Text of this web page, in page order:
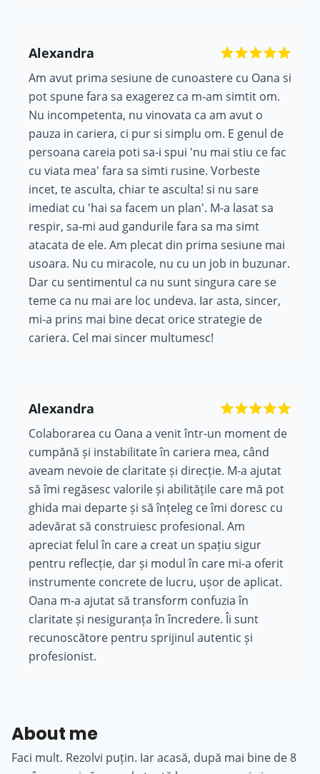
Alexandra
Am avut prima sesiune de cunoastere cu Oana si
pot spune fara sa exagerez ca m-am simtit om.
Nu incompetenta, nu vinovata ca am avut o
pauza in cariera, ci pur si simplu om. E genul de
persoana careia poti sa-i spui 'nu mai stiu ce fac
cu viata mea' fara sa simti rusine. Vorbeste
incet, te asculta, chiar te asculta! si nu sare
imediat cu 'hai sa facem un plan'. M-a lasat sa
respir, sa-mi aud gandurile fara sa ma simt
atacata de ele. Am plecat din prima sesiune mai
usoara. Nu cu miracole, nu cu un job in buzunar.
Dar cu sentimentul ca nu sunt singura care se
teme ca nu mai are loc undeva. Iar asta, sincer,
mi-a prins mai bine decat orice strategie de
cariera. Cel mai sincer multumesc!
Alexandra
Colaborarea cu Oana a venit într-un moment de
cumpănă și instabilitate în cariera mea, când
aveam nevoie de claritate și direcție. M-a ajutat
să îmi regăsesc valorile și abilitățile care mă pot
ghida mai departe și să înțeleg ce îmi doresc cu
adevărat să construiesc profesional. Am
apreciat felul în care a creat un spațiu sigur
pentru reflecție, dar și modul în care mi-a oferit
instrumente concrete de lucru, ușor de aplicat.
Oana m-a ajutat să transform confuzia în
claritate și nesiguranța în încredere. Îi sunt
recunoscătore pentru sprijinul autentic și
profesionist.
About me
Faci mult. Rezolvi puțin. Iar acasă, după mai bine de 8